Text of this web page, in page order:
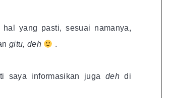
yang pasti, sesuai namanya,
gitu, deh .
saya informasikan juga dehdi